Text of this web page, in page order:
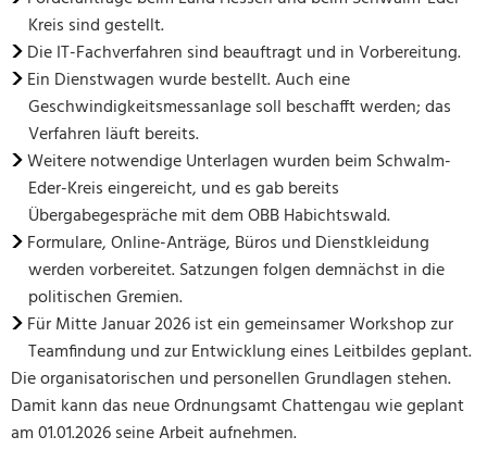
Kreis sind gestellt.
Die IT-Fachverfahren sind beauftragt und in Vorbereitung.
Ein Dienstwagen wurde bestellt. Auch eine
Geschwindigkeitsmessanlage soll beschafft werden; das
Verfahren läuft bereits.
Weitere notwendige Unterlagen wurden beim Schwalm-
Eder-Kreis eingereicht, und es gab bereits
Übergabegespräche mit dem OBB Habichtswald.
Formulare, Online-Anträge, Büros und Dienstkleidung
werden vorbereitet. Satzungen folgen demnächst in die
politischen Gremien.
Für Mitte Januar 2026 ist ein gemeinsamer Workshop zur
Teamfindung und zur Entwicklung eines Leitbildes geplant.
Die organisatorischen und personellen Grundlagen stehen.
Damit kann das neue Ordnungsamt Chattengau wie geplant
am 01.01.2026 seine Arbeit aufnehmen.